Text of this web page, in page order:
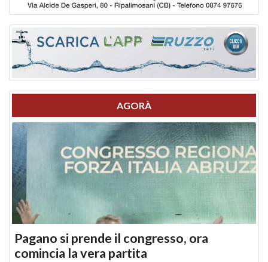
AGORÀ
Pagano si prende il congresso, ora
comincia la vera partita